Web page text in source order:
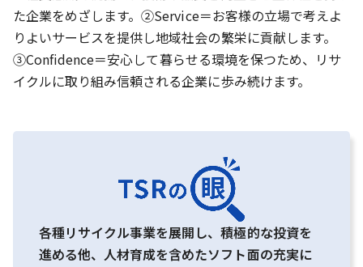
た企業をめざします。②Service＝お客様の立場で考えよ
りよいサービスを提供し地域社会の繁栄に貢献します。
③Confidence＝安心して暮らせる環境を保つため、リサ
イクルに取り組み信頼される企業に歩み続けます。
各種リサイクル事業を展開し、積極的な投資を
進める他、人材育成を含めたソフト面の充実に